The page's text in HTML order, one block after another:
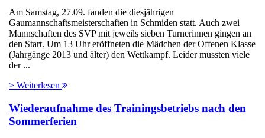
Am Samstag, 27.09. fanden die diesjährigen
Gaumannschaftsmeisterschaften in Schmiden statt. Auch zwei
Mannschaften des SVP mit jeweils sieben Turnerinnen gingen an
den Start. Um 13 Uhr eröffneten die Mädchen der Offenen Klasse
(Jahrgänge 2013 und älter) den Wettkampf. Leider mussten viele
der ...
> Weiterlesen
Wiederaufnahme des Trainingsbetriebs nach den
Sommerferien